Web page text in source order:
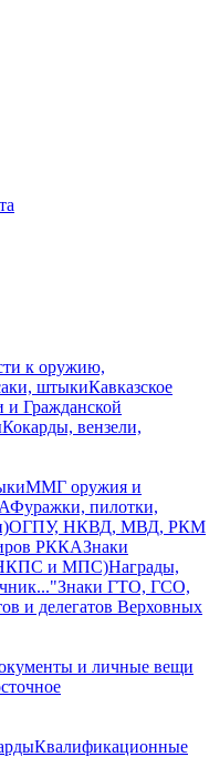
к оружию,
штыкиКавказское
Гражданской
Кокарды, вензели,
ММГ оружия и
Фуражки, пилотки,
ОГПУ, НКВД, МВД, РКМ
РККАЗнаки
(НКПС и МПС)Награды,
Знаки ГТО, ГСО,
и делегатов Верховных
и личные вещи
Квалификационные